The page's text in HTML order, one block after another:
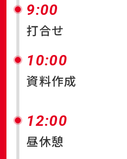
9:00
打合せ
10:00
資料作成
12:00
昼休憩